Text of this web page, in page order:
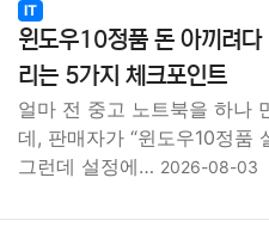
IT
윈도우10정품 돈 아끼려다
리는 5가지 체크포인트
얼마 전 중고 노트북을 하나
데, 판매자가 “윈도우10정품
그런데 설정에… 2026-08-03